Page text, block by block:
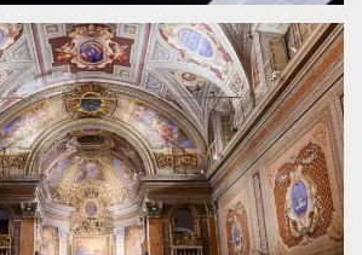
sessione utente.
Normalmente è
un numero
generato in
modo casuale, il
modo in cui
viene utilizzato
può essere
specifico per il
sito, ma un
buon esempio è
mantenere uno
stato di accesso
per un utente
tra le pagine.